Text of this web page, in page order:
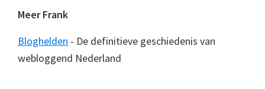
Meer Frank
Bloghelden - De definitieve geschiedenis van
webloggend Nederland